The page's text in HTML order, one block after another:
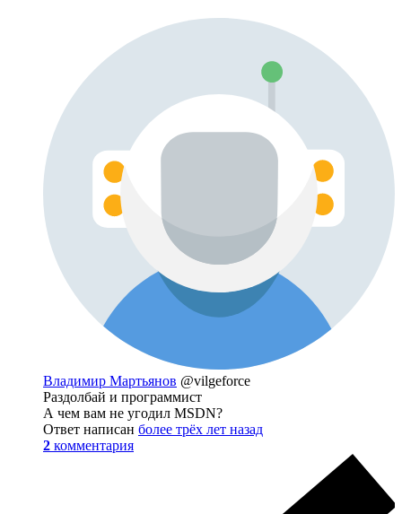
Владимир Мартьянов @vilgeforce
Раздолбай и программист
А чем вам не угодил MSDN?
Ответ написан более трёх лет назад
2 комментария